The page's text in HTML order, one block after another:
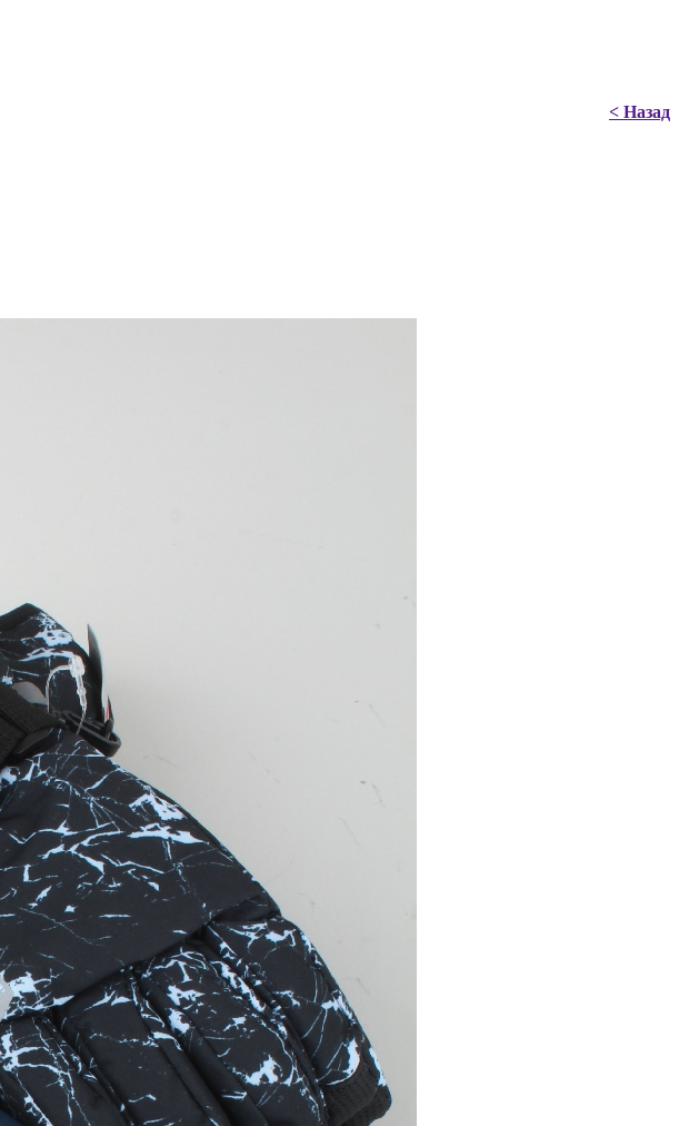
< Назад